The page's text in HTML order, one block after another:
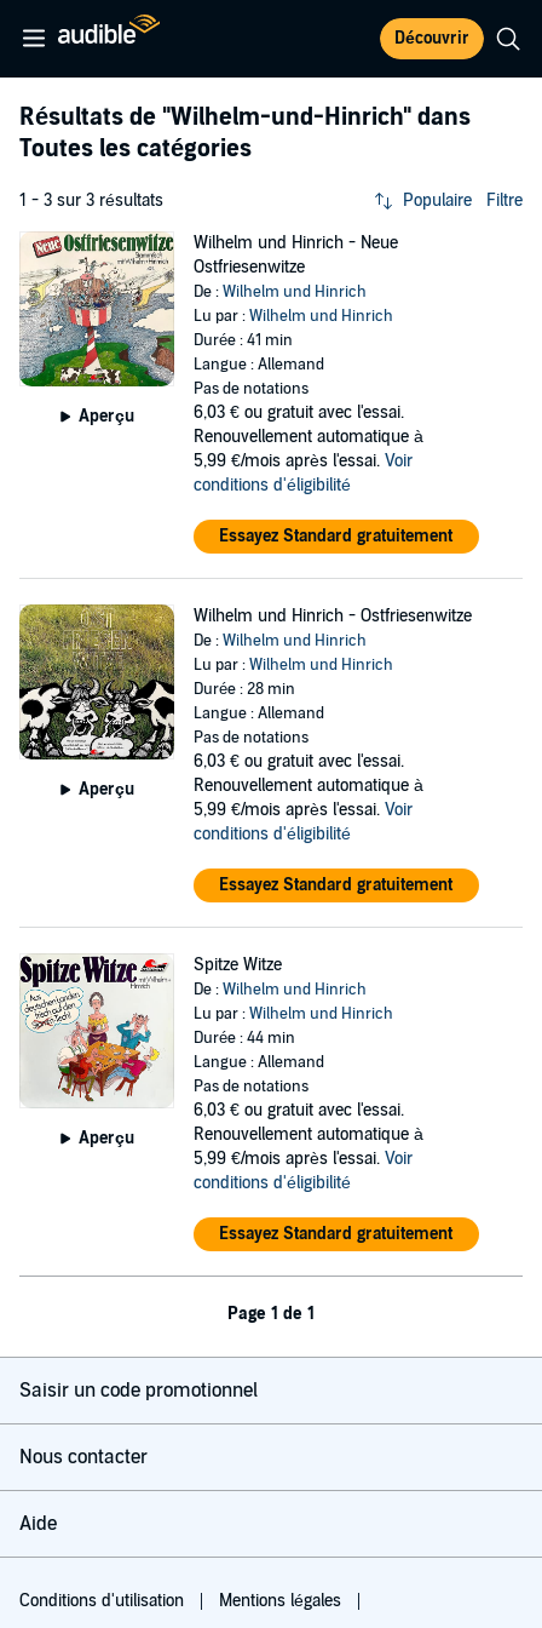
Découvrir
Résultats de "Wilhelm-und-Hinrich" dans
Toutes les catégories
1 - 3 sur 3 résultats Populaire Filtre
Aperçu
Wilhelm und Hinrich - Neue
Ostfriesenwitze
De :Wilhelm und Hinrich
Lu par :Wilhelm und Hinrich
Durée : 41 min
Langue : Allemand
Pas de notations
6,03 € ou gratuit avec l'essai.
Renouvellement automatique à
5,99 €/mois après l'essai. Voir
conditions d'éligibilité
Essayez Standard gratuitement
Aperçu
Wilhelm und Hinrich - Ostfriesenwitze
De :Wilhelm und Hinrich
Lu par :Wilhelm und Hinrich
Durée : 28 min
Langue : Allemand
Pas de notations
6,03 € ou gratuit avec l'essai.
Renouvellement automatique à
5,99 €/mois après l'essai. Voir
conditions d'éligibilité
Essayez Standard gratuitement
Aperçu
Spitze Witze
De :Wilhelm und Hinrich
Lu par :Wilhelm und Hinrich
Durée : 44 min
Langue : Allemand
Pas de notations
6,03 € ou gratuit avec l'essai.
Renouvellement automatique à
5,99 €/mois après l'essai. Voir
conditions d'éligibilité
Essayez Standard gratuitement
Page 1 de 1
Saisir un code promotionnel
Nous contacter
Aide
Conditions d'utilisation Mentions légales